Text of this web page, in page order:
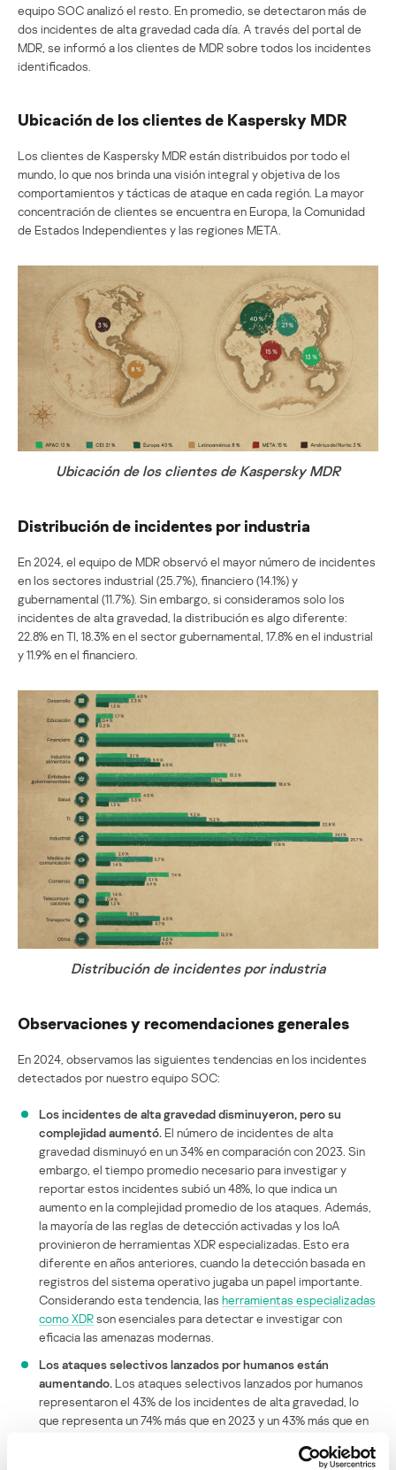
equipo SOC analizó el resto. En promedio, se detectaron más de
dos incidentes de alta gravedad cada día. A través del portal de
MDR, se informó a los clientes de MDR sobre todos los incidentes
identificados.
Ubicación de los clientes de Kaspersky MDR
Los clientes de Kaspersky MDR están distribuidos por todo el
mundo, lo que nos brinda una visión integral y objetiva de los
comportamientos y tácticas de ataque en cada región. La mayor
concentración de clientes se encuentra en Europa, la Comunidad
de Estados Independientes y las regiones META.
Ubicación de los clientes de Kaspersky MDR
Distribución de incidentes por industria
En 2024, el equipo de MDR observó el mayor número de incidentes
en los sectores industrial (25.7%), financiero (14.1%) y
gubernamental (11.7%). Sin embargo, si consideramos solo los
incidentes de alta gravedad, la distribución es algo diferente:
22.8% en TI, 18.3% en el sector gubernamental, 17.8% en el industrial
y 11.9% en el financiero.
Distribución de incidentes por industria
Observaciones y recomendaciones generales
En 2024, observamos las siguientes tendencias en los incidentes
detectados por nuestro equipo SOC:
Los incidentes de alta gravedad disminuyeron, pero su
complejidad aumentó.El número de incidentes de alta
gravedad disminuyó en un 34% en comparación con 2023. Sin
embargo, el tiempo promedio necesario para investigar y
reportar estos incidentes subió un 48%, lo que indica un
aumento en la complejidad promedio de los ataques. Además,
la mayoría de las reglas de detección activadas y los IoA
provinieron de herramientas XDR especializadas. Esto era
diferente en años anteriores, cuando la detección basada en
registros del sistema operativo jugaba un papel importante.
Considerando esta tendencia, las herramientas especializadas
como XDRson esenciales para detectar e investigar con
eficacia las amenazas modernas.
Los ataques selectivos lanzados por humanos están
aumentando.Los ataques selectivos lanzados por humanos
representaron el 43% de los incidentes de alta gravedad, lo
que representa un 74% más que en 2023 y un 43% más que en
automatizada, los atacantes más motivados siguen